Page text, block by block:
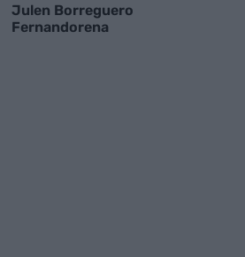
Julen Borreguero
Fernandorena